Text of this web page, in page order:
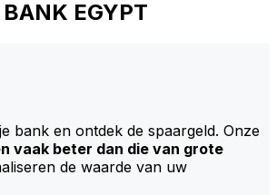
EGYPT
bank en ontdek de spaargeld. Onze
vaak beter dan die van grote
de waarde van uw